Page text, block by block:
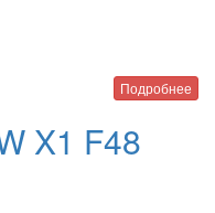
Подробнее
X1 F48